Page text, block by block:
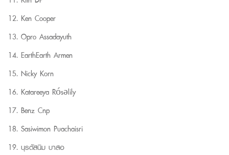
Ken Cooper
Opro Assadayuth
EarthEarth Armen
Nicky Korn
Katareeya Rósǝlily
Benz Cnp
Sasiwimon Puachaisri
นุรตัสนิม บาสอ